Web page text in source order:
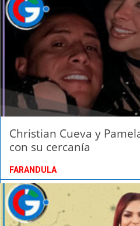
Christian Cueva y
con su cercanía
FARANDULA